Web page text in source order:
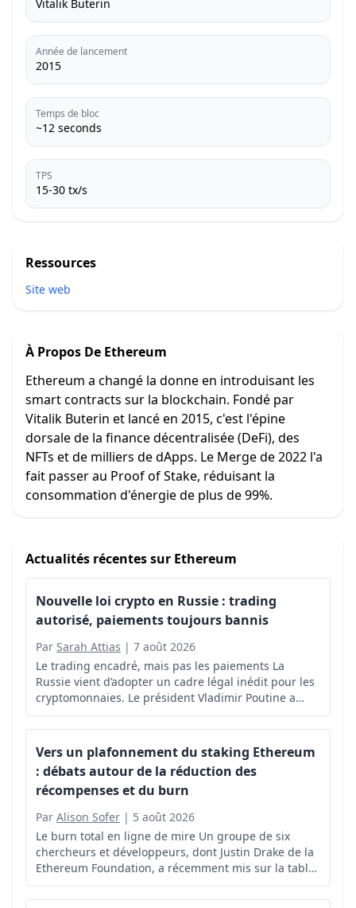
Vitalik Buterin
Année de lancement
2015
Temps de bloc
~12 seconds
TPS
15-30 tx/s
Ressources
Site web
À Propos De Ethereum
Ethereum a changé la donne en introduisant les
smart contracts sur la blockchain. Fondé par
Vitalik Buterin et lancé en 2015, c'est l'épine
dorsale de la finance décentralisée (DeFi), des
NFTs et de milliers de dApps. Le Merge de 2022 l'a
fait passer au Proof of Stake, réduisant la
consommation d'énergie de plus de 99%.
Actualités récentes sur Ethereum
Nouvelle loi crypto en Russie : trading
autorisé, paiements toujours bannis
Par Sarah Attias | 7 août 2026
Le trading encadré, mais pas les paiements La
Russie vient d’adopter un cadre légal inédit pour les
cryptomonnaies. Le président Vladimir Poutine a
signé la loi « Sur les monnaies numériques et les
droits numériques », qui entrera en...
Vers un plafonnement du staking Ethereum
: débats autour de la réduction des
récompenses et du burn
Par Alison Sofer | 5 août 2026
Le burn total en ligne de mire Un groupe de six
chercheurs et développeurs, dont Justin Drake de la
Ethereum Foundation, a récemment mis sur la table
une proposition qui pourrait bouleverser l’économie
interne d’Ethereum.